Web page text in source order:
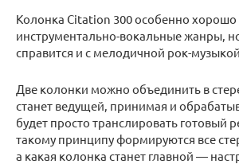
Колонка Citation 300 особенно хорошо
инструментально-вокальные жанры,
справится и с мелодичной рок-музыкой
Две колонки можно объединить в
станет ведущей, принимая и
будет просто транслировать готовый
такому принципу формируются все
а какая колонка станет главной —